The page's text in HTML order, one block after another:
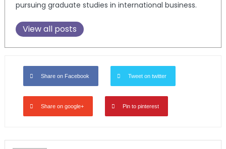
pursuing graduate studies in international business.
View all posts
Share on Facebook Tweet on twitter
Share on google+ Pin to pinterest